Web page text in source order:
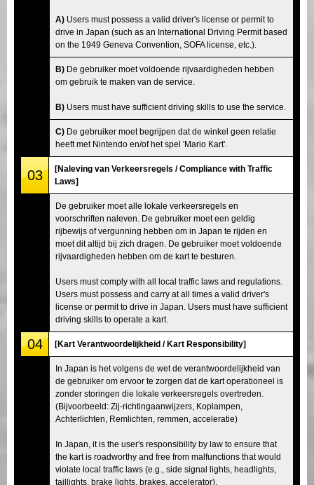
A) Users must possess a valid driver's license or permit to
drive in Japan (such as an International Driving Permit based
on the 1949 Geneva Convention, SOFA license, etc.).
B) De gebruiker moet voldoende rijvaardigheden hebben
om gebruik te maken van de service.
B) Users must have sufficient driving skills to use the service.
C) De gebruiker moet begrijpen dat de winkel geen relatie
heeft met Nintendo en/of het spel 'Mario Kart'.
03
[Naleving van Verkeersregels / Compliance with Traffic
Laws]
De gebruiker moet alle lokale verkeersregels en
voorschriften naleven. De gebruiker moet een geldig
rijbewijs of vergunning hebben om in Japan te rijden en
moet dit altijd bij zich dragen. De gebruiker moet voldoende
rijvaardigheden hebben om de kart te besturen.
Users must comply with all local traffic laws and regulations.
Users must possess and carry at all times a valid driver's
license or permit to drive in Japan. Users must have sufficient
driving skills to operate a kart.
04 [Kart Verantwoordelijkheid / Kart Responsibility]
In Japan is het volgens de wet de verantwoordelijkheid van
de gebruiker om ervoor te zorgen dat de kart operationeel is
zonder storingen die lokale verkeersregels overtreden.
(Bijvoorbeeld: Zij-richtingaanwijzers, Koplampen,
Achterlichten, Remlichten, remmen, acceleratie)
In Japan, it is the user's responsibility by law to ensure that
the kart is roadworthy and free from malfunctions that would
violate local traffic laws (e.g., side signal lights, headlights,
taillights, brake lights, brakes, accelerator).